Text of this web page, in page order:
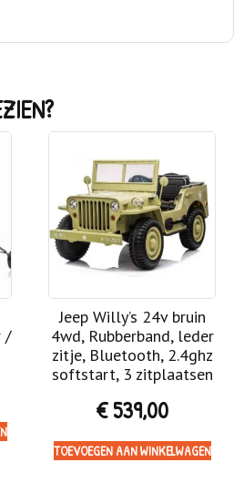
/
Jeep Willy’s 24v bruin
4wd, Rubberband, leder
zitje, Bluetooth, 2.4ghz
softstart, 3 zitplaatsen
€539,00
TOEVOEGEN AAN WINKELWAGEN